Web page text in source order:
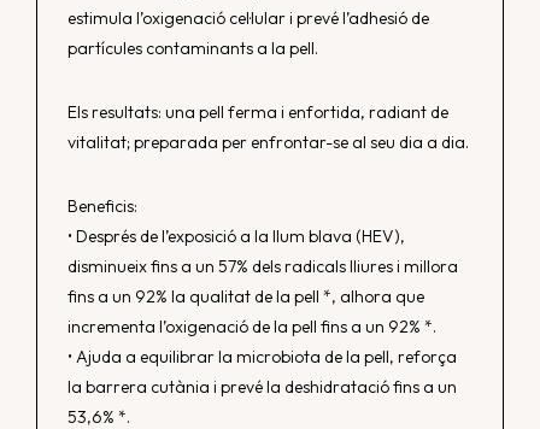
estimula l’oxigenació cel·lular i prevé l’adhesió de
partícules contaminants a la pell.
Els resultats: una pell ferma i enfortida, radiant de
vitalitat; preparada per enfrontar-se al seu dia a dia.
Beneficis:
• Després de l’exposició a la llum blava (HEV),
disminueix fins a un 57% dels radicals lliures i millora
fins a un 92% la qualitat de la pell *, alhora que
incrementa l’oxigenació de la pell fins a un 92% *.
• Ajuda a equilibrar la microbiota de la pell, reforça
la barrera cutània i prevé la deshidratació fins a un
53,6% *.